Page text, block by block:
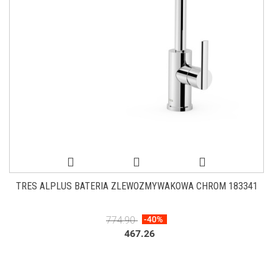
TRES ALPLUS BATERIA ZLEWOZMYWAKOWA CHROM 183341
774.90 -40%
467.26